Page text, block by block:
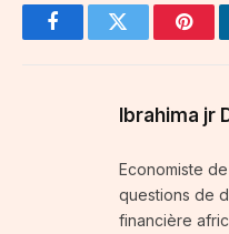
FacebookTwitter
Ibrahima jr
Economiste
questions de
financière